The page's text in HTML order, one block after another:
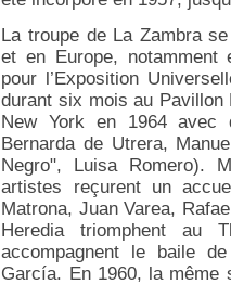
La troupe de La Zambra
et en Europe,
pour l’Exposition
durant six mois au Pavillon
New York en 1964 avec
Bernarda de Utrera,
Negro", Luisa Romero).
artistes reçurent un
Matrona, Juan Varea,
Heredia triomphent au
accompagnent le baile
García. En 1960, la même